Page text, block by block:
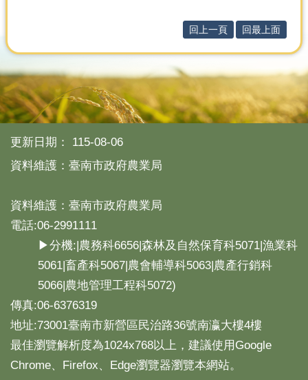
回上一頁 回最上面
更新日期：
115-08-06
資料維護：臺南市政府農業局
資料維護：臺南市政府農業局
電話:06-2991111
▶分機:|農務科6656|森林及自然保育科5071|漁業科
5061|畜產科5067|農會輔導科5063|農產行銷科
5066|農地管理工程科5072)
傳真:06-6376319
地址:73001臺南市新營區民治路36號南瀛大樓4樓
最佳瀏覽解析度為1024x768以上，建議使用Google
Chrome、Firefox、Edge瀏覽器瀏覽本網站。